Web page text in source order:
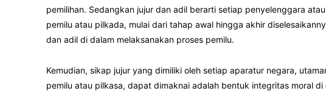
pemilihan. Sedangkan jujur dan adil berarti setiap penyelenggara
pemilu atau pilkada, mulai dari tahap awal hingga akhir
dan adil di dalam melaksanakan proses pemilu.
Kemudian, sikap jujur yang dimiliki oleh setiap aparatur negara,
pemilu atau pilkasa, dapat dimaknai adalah bentuk integritas moral